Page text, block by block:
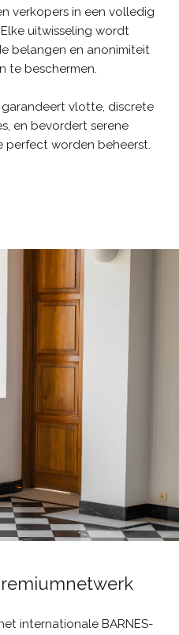
verkopers in een volledig
uitwisseling wordt
belangen en anonimiteit
te beschermen.
vlotte, discrete
en bevordert serene
perfect worden beheerst.
internationale BARNES-